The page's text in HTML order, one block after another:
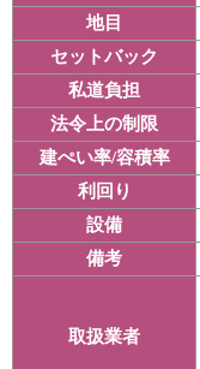
地目
セットバック
私道負担
法令上の制限
建ぺい率/容積率
利回り
設備
備考
取扱業者